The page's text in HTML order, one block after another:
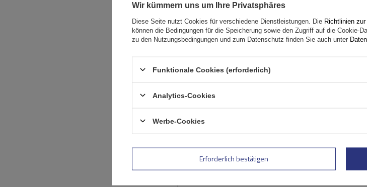
AUSVERKAUFT
Wir kümmern uns um Ihre Privatsphäres
Diese Seite nutzt Cookies für verschiedene Dienstleistungen. Die Richtlinien
können die Bedingungen für die Speicherung sowie den Zugriff auf die Cookie-
zu den Nutzungsbedingungen und zum Datenschutz finden Sie auch unter
Funktionale Cookies (erforderlich)
Analytics-Cookies
Werbe-Cookies
Erforderlich bestätigen